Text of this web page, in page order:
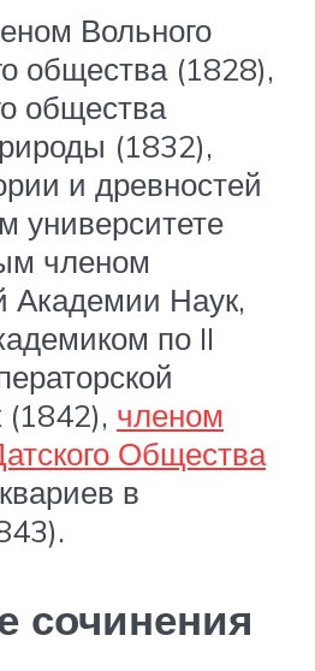
Вольного
общества (1828),
общества
(1832),
и древностей
университете
членом
Академии Наук,
по II
членом
Общества
в
сочинения